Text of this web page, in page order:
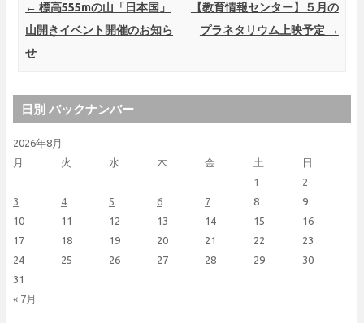
Post navigation
← 標高555mの山「日本国」
山開きイベント開催のお知ら
せ
【教育情報センター】５月の
プラネタリウム上映予定 →
日別 バックナンバー
2026年8月
月
火 水 木 金 土 日
« 7月
1
2
3
4 5 6 7 8
9
10
11 12 13 14 15
16
17
18 19 20 21 22
23
24
25 26 27 28 29
30
31